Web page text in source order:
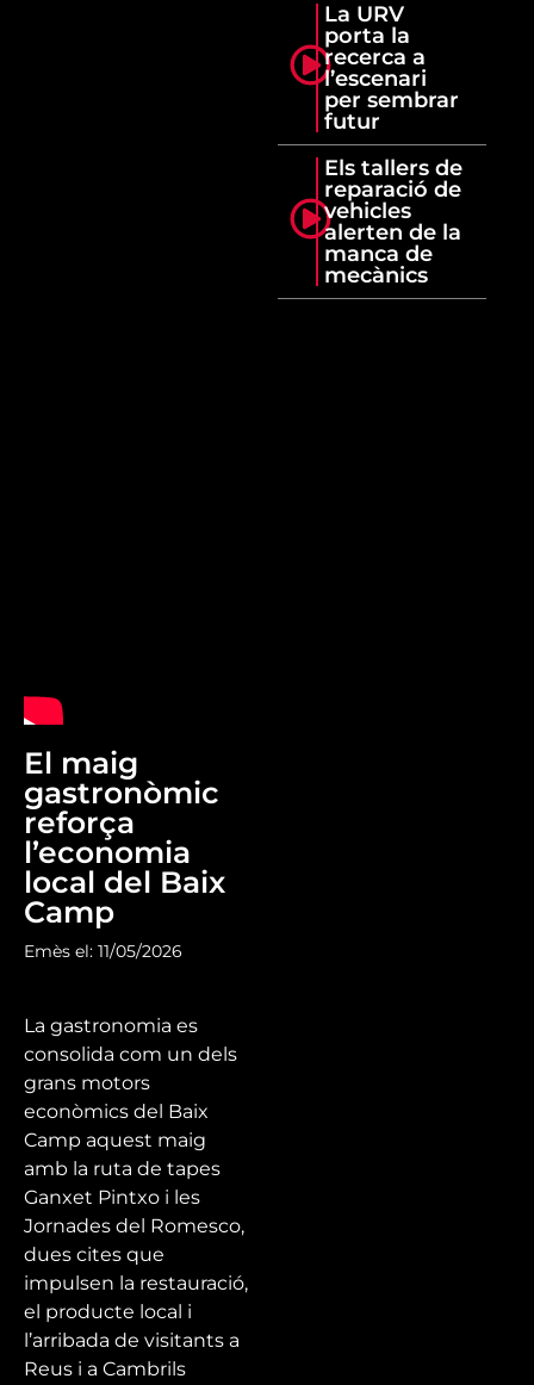
El maig
gastronòmic
reforça
l’economia
local del Baix
Camp
Emès el: 11/05/2026
La gastronomia es
consolida com un dels
grans motors
econòmics del Baix
Camp aquest maig
amb la ruta de tapes
Ganxet Pintxo i les
Jornades del Romesco,
dues cites que
impulsen la restauració,
el producte local i
l’arribada de visitants a
Reus i a Cambrils
La URV
porta la
recerca a
l’escenari
per sembrar
futur
Els tallers de
reparació de
vehicles
alerten de la
manca de
mecànics